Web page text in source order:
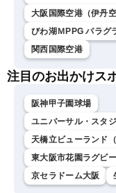
大阪国際空港（伊丹空
びわ湖ＭPPG パラグ
関西国際空港
注目のお出かけス
阪神甲子園球場
ユニバーサル・スタ
天橋立ビューランド（
東大阪市花園ラグビ
京セラドーム大阪